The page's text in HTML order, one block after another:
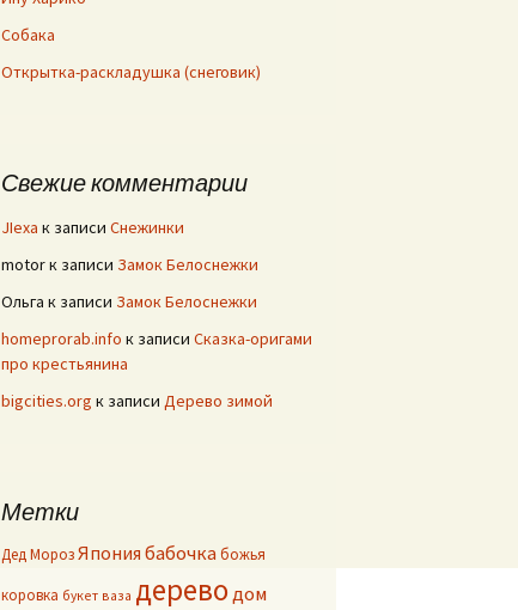
Собака
Открытка-раскладушка (снеговик)
Свежие комментарии
JIexa к записи Снежинки
motorк записи Замок Белоснежки
Ольга к записи Замок Белоснежки
homeprorab.info к записи Сказка-оригами
про крестьянина
bigcities.org к записи Дерево зимой
Метки
Дед МорозЯпония бабочкабожья
коровка букет ваза дереводом